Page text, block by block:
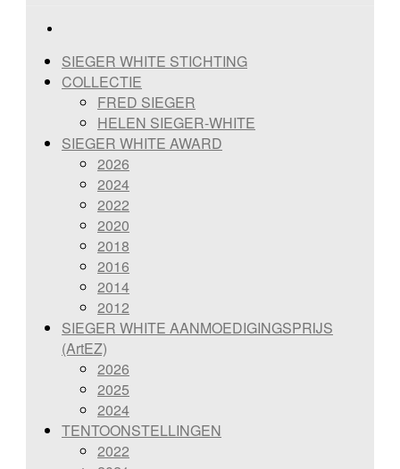
SIEGER WHITE STICHTING
COLLECTIE
FRED SIEGER
HELEN SIEGER-WHITE
SIEGER WHITE AWARD
2026
2024
2022
2020
2018
2016
2014
2012
SIEGER WHITE AANMOEDIGINGSPRIJS
(ArtEZ)
2026
2025
2024
TENTOONSTELLINGEN
2022